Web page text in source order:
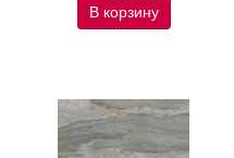
В корзину